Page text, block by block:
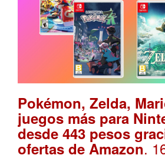
Pokémon, Zelda,
juegos más para
desde 443 pesos
ofertas de Amazon.